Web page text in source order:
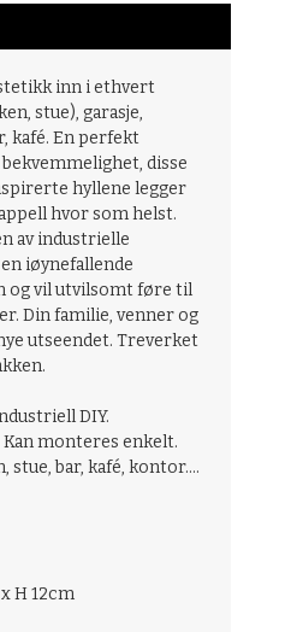
inn i ethvert
stue), garasje,
kafé. En perfekt
disse
hyllene legger
hvor som helst.
av industrielle
iøynefallende
og vil utvilsomt føre til
Din familie, venner og
utseendet. Treverket
DIY.
monteres enkelt.
stue, bar, kafé, kontor....
H 12cm